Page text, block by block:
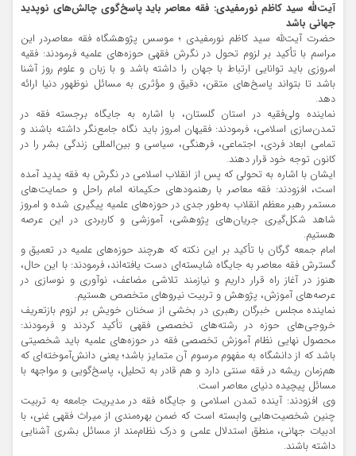
آیت‌ﷲ سید کاظم نورمفیدی: فقه معاصر باید پاسخ‌گوی چالش‌های نوپدید
جهانی باشد
حضرت آیت‌ﷲ سید کاظم نورمفیدی ؛ موسس پژوهشگاه فقه معاصردر این
مراسم با تأکید بر لزوم تحول در نگرش فقهی حوزه‌های علمیه فرمودند: فقیه
امروزی باید توانایی ارتباط با جهان را داشته باشد و با زبان و علوم روز آشنا
باشد تا بتواند پاسخ‌های متقن، دقیق و مؤثری به مسائل نوظهور دنیا ارائه
دهد.
نماینده ولی‌فقیه در استان گلستان، با اشاره به جایگاه برجسته فقه در
تمدن‌سازی اسلامی، فرمودند: فقیهان امروز باید نگاه جامع‌نگر داشته باشند و
تمامی ابعاد فردی، اجتماعی، فرهنگی، سیاسی و بین‌المللی زندگی بشر را در
کانون توجه خود قرار دهند.
ایشان با اشاره به تحولی که پس از انقلاب اسلامی در نگرش به فقه پدید آمده
است، افزودند: فقه معاصر با رهنمودهای حکیمانه امام راحل و حمایت‌های
مستمر رهبر معظم انقلاب به‌طور جدی در حوزه‌های علمیه پیگیری شده و امروز
شاهد شکل‌گیری جریان‌های پژوهشی، آموزشی و کاربردی در این عرصه
هستیم.
امام جمعه گرگان با تأکید بر این نکته که هرچند حوزه‌های علمیه در تعمیق و
گسترش فقه معاصر به جایگاه شایسته‌ای دست یافته‌اند، فرمودند: با این حال،
هنوز در آغاز راه قرار داریم و نیازمند تلاشی مضاعف، نوآوری و نوسازی در
عرصه‌های آموزش، پژوهش و تربیت نیروهای متخصص هستیم.
نماینده مجلس خبرگان رهبری در بخشی از سخنان خویش بر لزوم بازتعریف
خروجی‌های حوزه در رشته‌های تخصصی فقهی تأکید کردند و فرمودند:
محصول نهایی نظام آموزش تخصصی فقه در حوزه‌های علمیه باید شخصیتی
باشد که از دانشگاه به مفهوم مرسوم آن متمایز باشد؛ یعنی دانش‌آموخته‌ای که
هم‌زمان ریشه در فقه سنتی دارد و هم قادر به تحلیل، پاسخ‌گویی و مواجهه با
مسائل پیچیده دنیای معاصر است.
وی افزودند: آینده تمدن اسلامی و جایگاه فقه در مدیریت جامعه به تربیت
چنین شخصیت‌هایی وابسته است که ضمن بهره‌مندی از میراث فقهی غنی، با
ادبیات جهانی، منطق استدلال علمی و درک نظام‌مند از مسائل بشری آشنایی
داشته باشند.